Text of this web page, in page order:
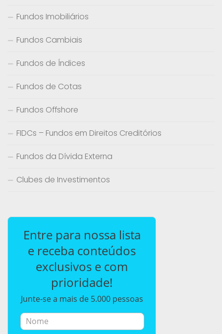
Fundos Imobiliários
Fundos Cambiais
Fundos de Índices
Fundos de Cotas
Fundos Offshore
FIDCs – Fundos em Direitos Creditórios
Fundos da Dívida Externa
Clubes de Investimentos
Entre para nossa lista
e receba conteúdos
exclusivos e com
prioridade!
Junte-se a mais de 5.000 pessoas